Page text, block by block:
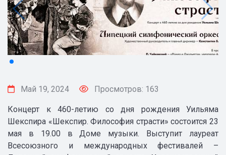
Май 19, 2024 Просмотров: 163
Концерт к 460-летию со дня рождения Уильяма
Шекспира «Шекспир. Философия страсти» состоится 23
мая в 19.00 в Доме музыки. Выступит лауреат
Всесоюзного и международных фестивалей –